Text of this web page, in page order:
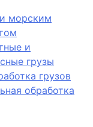
морским
и
грузы
грузов
обработка